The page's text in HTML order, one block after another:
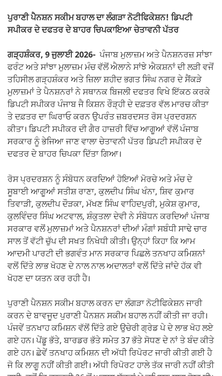
e
b
o
o
k
s
A
p
p
gr
a
m
y
Li
n
k
e
ਪੁਰਾਣੀ ਪੈਨਸ਼ਨ ਸਕੀਮ ਬਹਾਲ ਦਾ ਲੰਗੜਾ ਨੋਟੀਫਿਕੇਸ਼ਨ! ਡਿਪਟੀ
ਸਪੀਕਰ ਦੇ ਦਫਤਰ ਦੇ ਬਾਹਰ ਚਿਪਕਾਇਆ ਚੇਤਾਵਨੀ ਪੱਤਰ
ਗੜ੍ਹਸ਼ੰਕਰ, 9 ਜੁਲਾਈ 2026-ਪੰਜਾਬ ਮੁਲਾਜ਼ਮ ਅਤੇ ਪੈਨਸ਼ਨਰਜ਼ ਸਾਂਝਾ
ਫਰੰਟ ਅਤੇ ਸਾਂਝਾ ਮੁਲਾਜ਼ਮ ਮੰਚ ਵੱਲੋਂ ਐਲਾਨੇ ਸਾਂਝੇ ਐਕਸ਼ਨਾਂ ਦੀ ਲੜੀ ਵਜੋਂ
ਤਹਿਸੀਲ ਗੜ੍ਹਸ਼ੰਕਰ ਅਤੇ ਜ਼ਿਲਾ ਸ਼ਹੀਦ ਭਗਤ ਸਿੰਘ ਨਗਰ ਦੇ ਸੈਂਕੜੇ
ਮੁਲਾਜ਼ਮਾਂ ਤੇ ਪੈਨਸ਼ਨਰਾਂ ਨੇ ਸਥਾਨਕ ਬਿਜਲੀ ਦਫਤਰ ਵਿਖੇ ਇੱਕਠ ਕਰਕੇ
ਡਿਪਟੀ ਸਪੀਕਰ ਪੰਜਾਬ ਜੈ ਕਿਸ਼ਨ ਰੌੜ੍ਹੀ ਦੇ ਦਫ਼ਤਰ ਵੱਲ ਮਾਰਚ ਕੀਤਾ
ਤੇ ਦਫ਼ਤਰ ਦਾ ਘਿਰਾਓ ਕਰਨ ਉਪਰੰਤ ਜ਼ਬਰਦਸਤ ਰੋਸ ਪ੍ਰਦਰਸ਼ਨ
ਕੀਤਾ। ਡਿਪਟੀ ਸਪੀਕਰ ਦੀ ਗੈਰ ਹਾਜ਼ਰੀ ਵਿੱਚ ਆਗੂਆਂ ਵੱਲੋਂ ਪੰਜਾਬ
ਸਰਕਾਰ ਨੂੰ ਭੇਜਿਆ ਜਾਣ ਵਾਲਾ ਚੇਤਾਵਨੀ ਪੱਤਰ ਡਿਪਟੀ ਸਪੀਕਰ ਦੇ
ਦਫਤਰ ਦੇ ਬਾਹਰ ਚਿਪਕਾ ਦਿੱਤਾ ਗਿਆ।
ਰੋਸ ਪ੍ਰਦਰਸ਼ਨ ਨੂੰ ਸੰਬੋਧਨ ਕਰਦਿਆਂ ਹੋਇਆਂ ਮੋਰਚੇ ਅਤੇ ਮੰਚ ਦੇ
ਸੂਬਾਈ ਆਗੂਆਂ ਸਤੀਸ਼ ਰਾਣਾ, ਕੁਲਦੀਪ ਸਿੰਘ ਖੰਨਾ, ਸ਼ਿਵ ਕੁਮਾਰ
ਤਿਵਾੜੀ, ਕੁਲਦੀਪ ਦੌੜਕਾ, ਮੱਖਣ ਸਿੰਘ ਵਾਹਿਦਪੁਰੀ, ਮੁਕੇਸ਼ ਕੁਮਾਰ,
ਕੁਲਵਿੰਦਰ ਸਿੰਘ ਅਟਵਾਲ, ਸ਼ੰਕੁਤਲਾ ਦੇਵੀ ਨੇ ਸੰਬੋਧਨ ਕਰਦਿਆਂ ਪੰਜਾਬ
ਸਰਕਾਰ ਵਲੋਂ ਮੁਲਾਜ਼ਮਾਂ ਅਤੇ ਪੈਨਸ਼ਨਰਾਂ ਦੀਆਂ ਮੰਗਾਂ ਸਬੰਧੀ ਸਾਢੇ ਚਾਰ
ਸਾਲ ਤੋਂ ਵੱਟੀ ਚੁੱਪ ਦੀ ਸਖਤ ਨਿਖੇਧੀ ਕੀਤੀ। ਉਨ੍ਹਾਂ ਕਿਹਾ ਕਿ ਆਮ
ਆਦਮੀ ਪਾਰਟੀ ਦੀ ਭਗਵੰਤ ਮਾਨ ਸਰਕਾਰ ਪਿਛਲੇ ਤਨਖਾਹ ਕਮਿਸ਼ਨਾਂ
ਵਲੋਂ ਦਿੱਤੇ ਲਾਭ ਖੋਹਣ ਦੇ ਨਾਲ ਨਾਲ ਅਦਾਲਤਾਂ ਵਲੋਂ ਦਿੱਤੇ ਜਾਂਦੇ ਹੱਕ ਵੀ
ਖੋਹਣ ਦਾ ਯਤਨ ਕਰ ਰਹੀ ਹੈ।
ਪੁਰਾਣੀ ਪੈਨਸ਼ਨ ਸਕੀਮ ਬਹਾਲ ਕਰਨ ਦਾ ਲੰਗੜਾ ਨੋਟੀਫਿਕੇਸ਼ਨ ਜਾਰੀ
ਕਰਨ ਦੇ ਬਾਵਜੂਦ ਪੁਰਾਣੀ ਪੈਨਸ਼ਨ ਸਕੀਮ ਬਹਾਲ ਨਹੀਂ ਕੀਤੀ ਜਾ ਰਹੀ।
ਪੰਜਵੇਂ ਤਨਖਾਹ ਕਮਿਸ਼ਨ ਵੱਲੋਂ ਦਿੱਤੇ ਗਏ ਉਚੇਰੀ ਗ੍ਰੇਡ ਪੇ ਦੇ ਲਾਭ ਖੋਹ ਲਏ
ਗਏ ਹਨ। ਪੇਂਡੂ ਭੱਤੇ, ਬਾਰਡਰ ਭੱਤੇ ਸਮੇਤ 37 ਭੱਤੇ ਸੋਧਣ ਦੇ ਨਾਂ ਤੇ ਬੰਦ ਕੀਤੇ
ਗਏ ਹਨ। ਛੇਵੇਂ ਤਨਖਾਹ ਕਮਿਸ਼ਨ ਦੀ ਅੱਧੀ ਰਿਪੋਰਟ ਜਾਰੀ ਕੀਤੀ ਗਈ ਹੈ
ਜੋ ਕਿ ਲਾਗੂ ਨਹੀਂ ਕੀਤੀ ਗਈ। ਅੱਧੀ ਰਿਪੋਰਟ ਹਾਲੇ ਤੱਕ ਜਾਰੀ ਨਹੀਂ ਕੀਤੀ